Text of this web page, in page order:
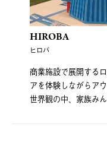
HIROBA
ヒロバ
商業施設で展開する
アを体験しながらア
世界観の中、家族み